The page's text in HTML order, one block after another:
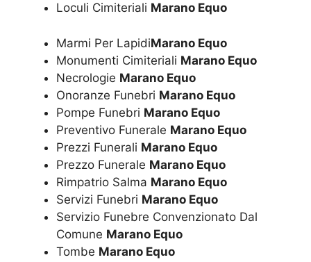
Loculi Cimiteriali Marano Equo
Marmi Per LapidiMarano Equo
Monumenti Cimiteriali Marano Equo
Necrologie Marano Equo
Onoranze Funebri Marano Equo
Pompe Funebri Marano Equo
Preventivo Funerale Marano Equo
Prezzi Funerali Marano Equo
Prezzo Funerale Marano Equo
Rimpatrio Salma Marano Equo
Servizi Funebri Marano Equo
Servizio Funebre Convenzionato Dal
Comune Marano Equo
Tombe Marano Equo